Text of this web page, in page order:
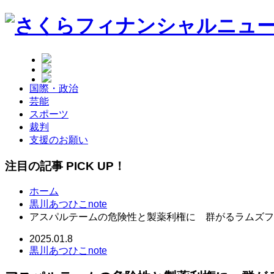
国際・政治
芸能
スポーツ
裁判
支援のお願い
注目の記事 PICK UP！
ホーム
黒川あつひこnote
アスパルテームの危険性と製薬利権に 群がるラムズ
2025.01.8
黒川あつひこnote